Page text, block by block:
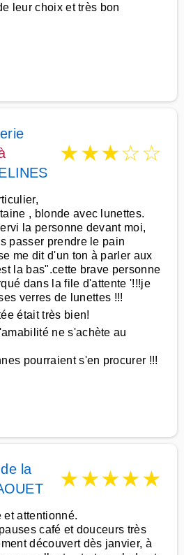
leur choix et très bon
★★★☆☆
, blonde avec lunettes.
la personne devant moi,
passer prendre le pain
me dit d'un ton à parler aux
la bas".cette brave personne
dans la file d'attente '!!!je
verres de lunettes !!!
était très bien!
ne s'achète au
pourraient s'en procurer !!!
la
★★★★★
attentionné.
café et douceurs très
découvert dès janvier, à